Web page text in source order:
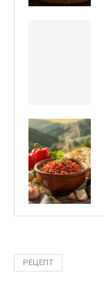
РЕЦЕПТ